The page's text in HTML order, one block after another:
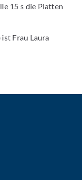
15 s die Platten
Frau Laura